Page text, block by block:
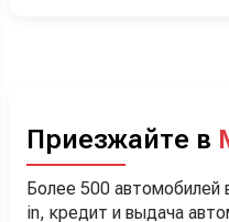
Приезжайте в
Более 500 автомобилей
in, кредит и выдача